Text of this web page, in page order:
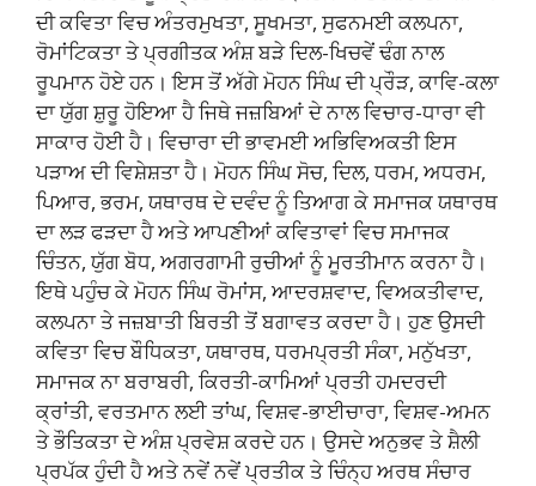
ਦੀ ਕਵਿਤਾ ਵਿਚ ਅੰਤਰਮੁਖਤਾ, ਸੂਖਮਤਾ, ਸੁਫਨਮਈ ਕਲਪਨਾ,
ਰੋਮਾਂਟਿਕਤਾ ਤੇ ਪ੍ਰਗੀਤਕ ਅੰਸ਼ ਬੜੇ ਦਿਲ-ਖਿਚਵੇਂ ਢੰਗ ਨਾਲ
ਰੂਪਮਾਨ ਹੋਏ ਹਨ। ਇਸ ਤੋਂ ਅੱਗੇ ਮੋਹਨ ਸਿੰਘ ਦੀ ਪ੍ਰੌੜ, ਕਾਵਿ-ਕਲਾ
ਦਾ ਯੁੱਗ ਸ਼ੁਰੂ ਹੋਇਆ ਹੈ ਜਿਥੇ ਜਜ਼ਬਿਆਂ ਦੇ ਨਾਲ ਵਿਚਾਰ-ਧਾਰਾ ਵੀ
ਸਾਕਾਰ ਹੋਈ ਹੈ। ਵਿਚਾਰਾ ਦੀ ਭਾਵਮਈ ਅਭਿਵਿਅਕਤੀ ਇਸ
ਪੜਾਅ ਦੀ ਵਿਸ਼ੇਸ਼ਤਾ ਹੈ। ਮੋਹਨ ਸਿੰਘ ਸੋਚ, ਦਿਲ, ਧਰਮ, ਅਧਰਮ,
ਪਿਆਰ, ਭਰਮ, ਯਥਾਰਥ ਦੇ ਦਵੰਦ ਨੂੰ ਤਿਆਗ ਕੇ ਸਮਾਜਕ ਯਥਾਰਥ
ਦਾ ਲੜ ਫੜਦਾ ਹੈ ਅਤੇ ਆਪਣੀਆਂ ਕਵਿਤਾਵਾਂ ਵਿਚ ਸਮਾਜਕ
ਚਿੰਤਨ, ਯੁੱਗ ਬੋਧ, ਅਗਰਗਾਮੀ ਰੁਚੀਆਂ ਨੂੰ ਮੂਰਤੀਮਾਨ ਕਰਨਾ ਹੈ।
ਇਥੇ ਪਹੁੰਚ ਕੇ ਮੋਹਨ ਸਿੰਘ ਰੋਮਾਂਸ, ਆਦਰਸ਼ਵਾਦ, ਵਿਅਕਤੀਵਾਦ,
ਕਲਪਨਾ ਤੇ ਜਜ਼ਬਾਤੀ ਬਿਰਤੀ ਤੋਂ ਬਗਾਵਤ ਕਰਦਾ ਹੈ। ਹੁਣ ਉਸਦੀ
ਕਵਿਤਾ ਵਿਚ ਬੌਧਿਕਤਾ, ਯਥਾਰਥ, ਧਰਮਪ੍ਰਤੀ ਸੰਕਾ, ਮਨੁੱਖਤਾ,
ਸਮਾਜਕ ਨਾ ਬਰਾਬਰੀ, ਕਿਰਤੀ-ਕਾਮਿਆਂ ਪ੍ਰਤੀ ਹਮਦਰਦੀ
ਕ੍ਰਾਂਤੀ, ਵਰਤਮਾਨ ਲਈ ਤਾਂਘ, ਵਿਸ਼ਵ-ਭਾਈਚਾਰਾ, ਵਿਸ਼ਵ-ਅਮਨ
ਤੇ ਭੌਤਿਕਤਾ ਦੇ ਅੰਸ਼ ਪ੍ਰਵੇਸ਼ ਕਰਦੇ ਹਨ। ਉਸਦੇ ਅਨੁਭਵ ਤੇ ਸ਼ੈਲੀ
ਪ੍ਰਪੱਕ ਹੁੰਦੀ ਹੈ ਅਤੇ ਨਵੇਂ ਨਵੇਂ ਪ੍ਰਤੀਕ ਤੇ ਚਿੰਨ੍ਹ ਅਰਥ ਸੰਚਾਰ